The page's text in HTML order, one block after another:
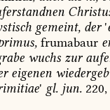
gemeint, der'
frumabaur
wuchs zur
eigenen
' gl. jun. 220,